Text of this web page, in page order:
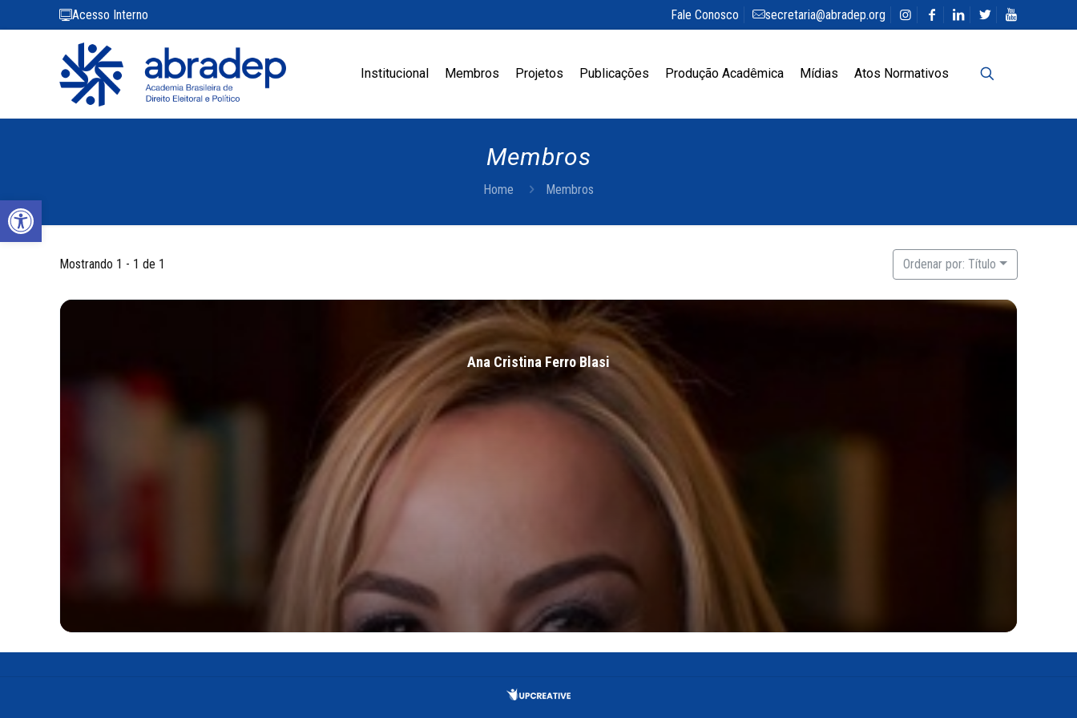
Abrir a barra de ferramentas
Acesso Interno Fale Conosco secretaria@abradep.org
Institucional Membros Projetos Publicações Produção Acadêmica Mídias Atos Normativos
Membros
Home Membros
Mostrando 1 - 1 de 1 Ordenar por: Título
Ana Cristina Ferro Blasi